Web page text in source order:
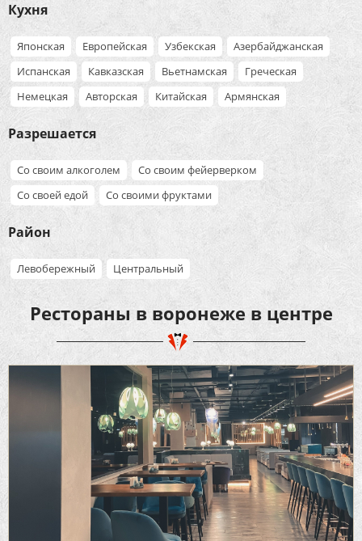
Кухня
Японская Европейская Узбекская
Азербайджанская
Испанская
Кавказская Вьетнамская
Греческая
Немецкая
Авторская Китайская Армянская
Разрешается
Со своим алкоголем
Со своим фейерверком
Со своей едой
Со своими фруктами
Район
Левобережный Центральный
Рестораны в воронеже в центре